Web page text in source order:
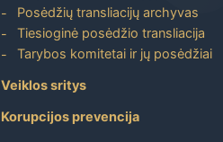
Posėdžių transliacijų archyvas
Tiesioginė posėdžio transliacija
Tarybos komitetai ir jų posėdžiai
Veiklos sritys
Korupcijos prevencija